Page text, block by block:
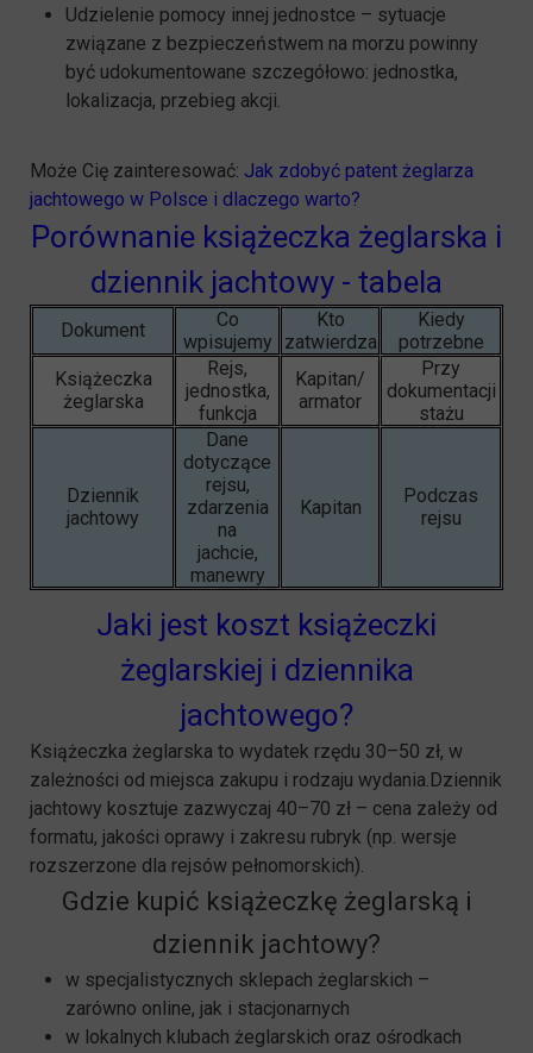
Udzielenie pomocy innej jednostce – sytuacje
związane z bezpieczeństwem na morzu powinny
być udokumentowane szczegółowo: jednostka,
lokalizacja, przebieg akcji.
Może Cię zainteresować: Jak zdobyć patent żeglarza
jachtowego w Polsce i dlaczego warto?
Porównanie książeczka żeglarska i
dziennik jachtowy - tabela
Dokument
Co
wpisujemy
Kto
zatwierdza
Kiedy
potrzebne
Książeczka
żeglarska
Rejs,
jednostka,
funkcja
Kapitan/
armator
Przy
dokumentacji
stażu
Dziennik
jachtowy
Dane
dotyczące
rejsu,
zdarzenia
na
jachcie,
manewry
Kapitan
Podczas
rejsu
Jaki jest koszt książeczki
żeglarskiej i dziennika
jachtowego?
Książeczka żeglarska to wydatek rzędu 30–50 zł, w
zależności od miejsca zakupu i rodzaju wydania.Dziennik
jachtowy kosztuje zazwyczaj 40–70 zł – cena zależy od
formatu, jakości oprawy i zakresu rubryk (np. wersje
rozszerzone dla rejsów pełnomorskich).
Gdzie kupić książeczkę żeglarską i
dziennik jachtowy?
w specjalistycznych sklepach żeglarskich –
zarówno online, jak i stacjonarnych
w lokalnych klubach żeglarskich oraz ośrodkach